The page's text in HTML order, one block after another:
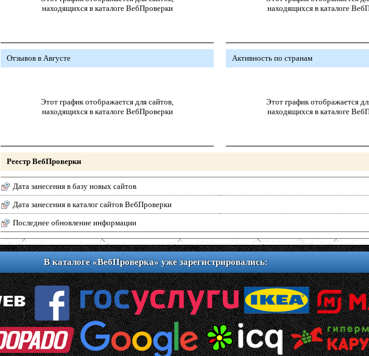
находящихся в каталоге ВебПроверки
находящихся в каталоге
Отзывов в Августе
Этот график отображается для сайтов,
находящихся в каталоге ВебПроверки
Активность по странам
Этот график отображается
находящихся в каталоге
Реестр ВебПроверки
Дата занесения в базу новых сайтов
Дата занесения в каталог сайтов ВебПроверки
Последнее обновление информации
В каталоге «ВебПроверка» уже зарегистрировались: